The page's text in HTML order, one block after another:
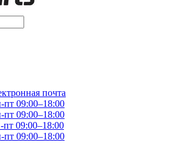
почта
пт 09:00–18:00
пт 09:00–18:00
пт 09:00–18:00
пт 09:00–18:00